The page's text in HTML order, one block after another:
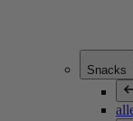
Snacks